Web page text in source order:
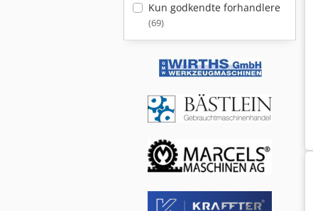
Kun godkendte forhandlere
(69)